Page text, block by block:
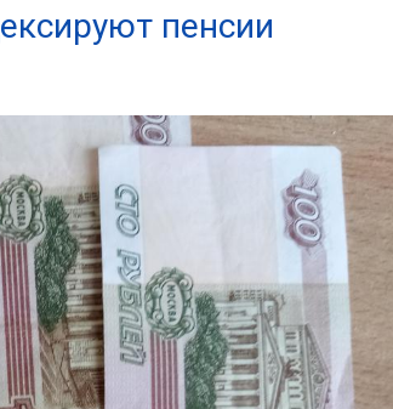
пенсии